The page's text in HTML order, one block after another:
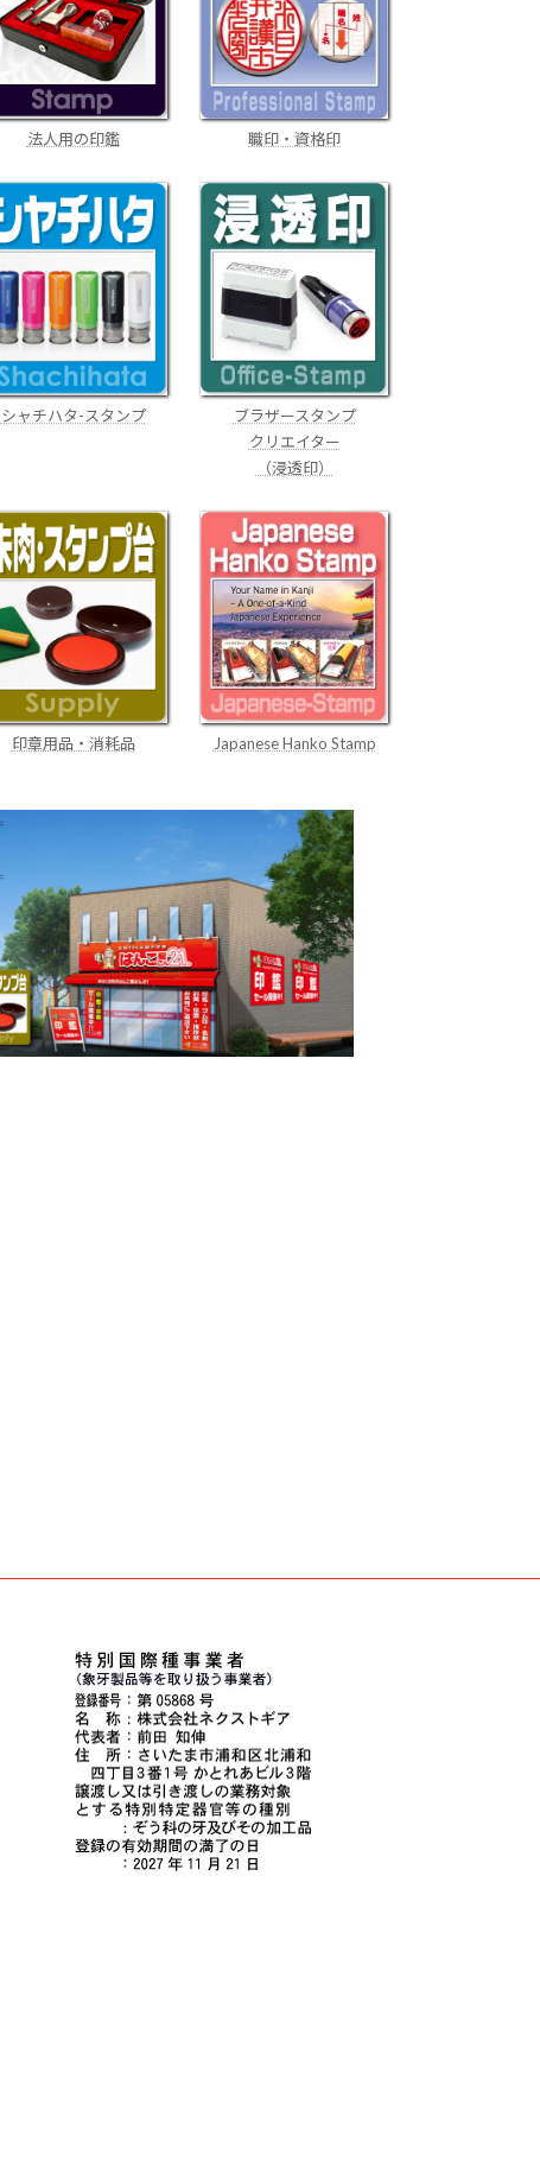
法人用の印鑑 職印・資格印
シャチハタ-スタンプ
ブラザースタンプ
クリエイター
（浸透印）
印章用品・消耗品 Japanese Hanko Stamp